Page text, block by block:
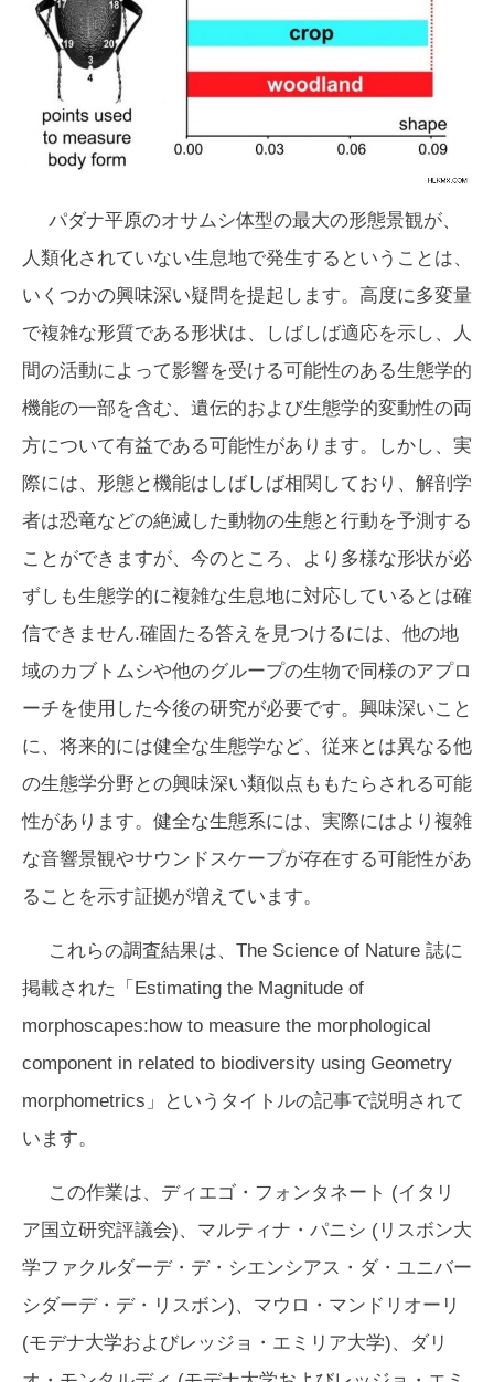
パダナ平原のオサムシ体型の最大の形態景観が、
人類化されていない生息地で発生するということは、
いくつかの興味深い疑問を提起します。高度に多変量
で複雑な形質である形状は、しばしば適応を示し、人
間の活動によって影響を受ける可能性のある生態学的
機能の一部を含む、遺伝的および生態学的変動性の両
方について有益である可能性があります。しかし、実
際には、形態と機能はしばしば相関しており、解剖学
者は恐竜などの絶滅した動物の生態と行動を予測する
ことができますが、今のところ、より多様な形状が必
ずしも生態学的に複雑な生息地に対応しているとは確
信できません.確固たる答えを見つけるには、他の地
域のカブトムシや他のグループの生物で同様のアプロ
ーチを使用した今後の研究が必要です。興味深いこと
に、将来的には健全な生態学など、従来とは異なる他
の生態学分野との興味深い類似点ももたらされる可能
性があります。健全な生態系には、実際にはより複雑
な音響景観やサウンドスケープが存在する可能性があ
ることを示す証拠が増えています。
これらの調査結果は、The Science of Nature 誌に
掲載された「Estimating the Magnitude of
morphoscapes:how to measure the morphological
component in related to biodiversity using Geometry
morphometrics」というタイトルの記事で説明されて
います。
この作業は、ディエゴ・フォンタネート (イタリ
ア国立研究評議会)、マルティナ・パニシ (リスボン大
学ファクルダーデ・デ・シエンシアス・ダ・ユニバー
シダーデ・デ・リスボン)、マウロ・マンドリオーリ
(モデナ大学およびレッジョ・エミリア大学)、ダリ